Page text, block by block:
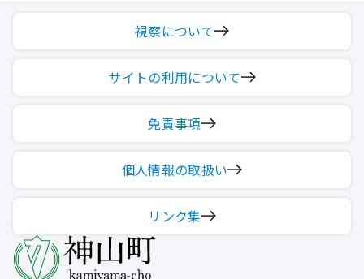
視察について
サイトの利用について
免責事項
個人情報の取扱い
リンク集